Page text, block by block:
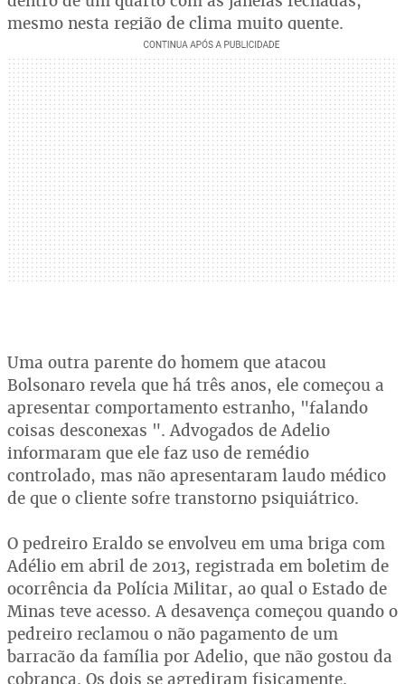
mesmo nesta região de clima muito quente.
Uma outra parente do homem que atacou
Bolsonaro revela que há três anos, ele começou a
apresentar comportamento estranho, "falando
coisas desconexas ". Advogados de Adelio
informaram que ele faz uso de remédio
controlado, mas não apresentaram laudo médico
de que o cliente sofre transtorno psiquiátrico.
O pedreiro Eraldo se envolveu em uma briga com
Adélio em abril de 2013, registrada em boletim de
ocorrência da Polícia Militar, ao qual o Estado de
Minas teve acesso. A desavença começou quando o
pedreiro reclamou o não pagamento de um
barracão da família por Adelio, que não gostou da
cobrança. Os dois se agrediram fisicamente.